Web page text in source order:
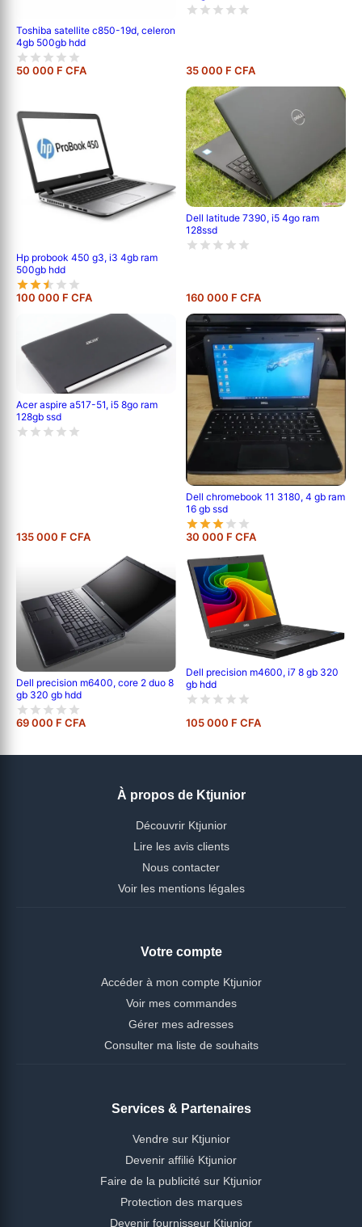
Toshiba satellite c850-19d, celeron
4gb 500gb hdd
50 000 F CFA 35 000 F CFA
Hp probook 450 g3, i3 4gb ram
500gb hdd
100 000 F CFA
Dell latitude 7390, i5 4go ram
128ssd
160 000 F CFA
Acer aspire a517-51, i5 8go ram
128gb ssd
135 000 F CFA
Dell chromebook 11 3180, 4 gb ram
16 gb ssd
30 000 F CFA
Dell precision m6400, core 2 duo 8
gb 320 gb hdd
69 000 F CFA
Dell precision m4600, i7 8 gb 320
gb hdd
105 000 F CFA
À propos de Ktjunior
Découvrir Ktjunior
Lire les avis clients
Nous contacter
Voir les mentions légales
Votre compte
Accéder à mon compte Ktjunior
Voir mes commandes
Gérer mes adresses
Consulter ma liste de souhaits
Services & Partenaires
Vendre sur Ktjunior
Devenir affilié Ktjunior
Faire de la publicité sur Ktjunior
Protection des marques
Devenir fournisseur Ktjunior